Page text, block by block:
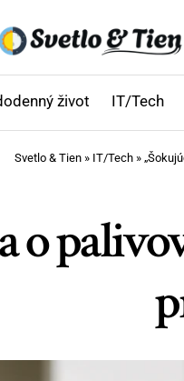
život IT/Tech
Svetlo & Tien» IT/Tech»
o